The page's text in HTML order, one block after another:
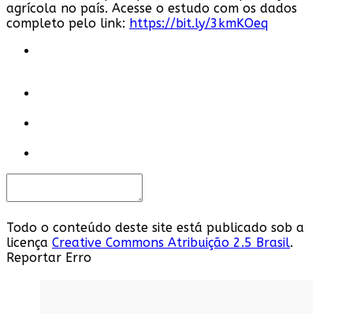
agrícola no país. Acesse o estudo com os dados
completo pelo link: https://bit.ly/3kmKOeq
Todo o conteúdo deste site está publicado sob a
licença Creative Commons Atribuição 2.5 Brasil.
Reportar Erro